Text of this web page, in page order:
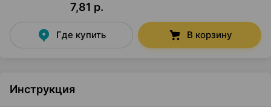
7,81 р.
Где купить В корзину
Инструкция